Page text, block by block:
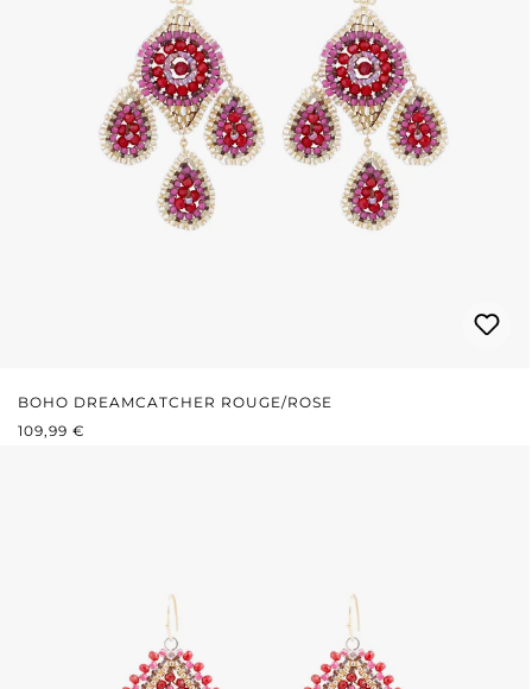
BOHO DREAMCATCHER ROUGE/ROSE
PRIX RÉGULIER :
109,99 €